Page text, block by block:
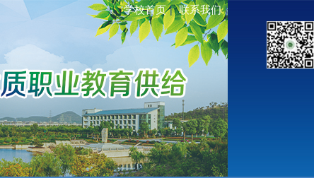
学校首页 | 联系我们 |